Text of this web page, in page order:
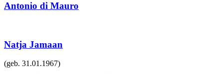
Antonio di Mauro
Natja Jamaan
(geb. 31.01.1967)